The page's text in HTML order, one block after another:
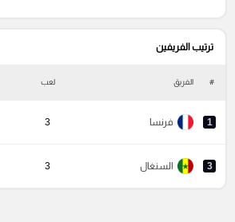
ترتيب الفريفين
# الفريق لعب
1 فرنسا 3
3 السنغال 3